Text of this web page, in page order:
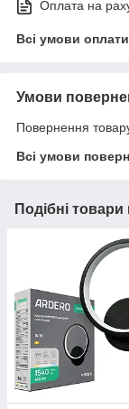
Оплата на
Всі умови оплати
Умови
Повернення
Всі умови
Подібні товари